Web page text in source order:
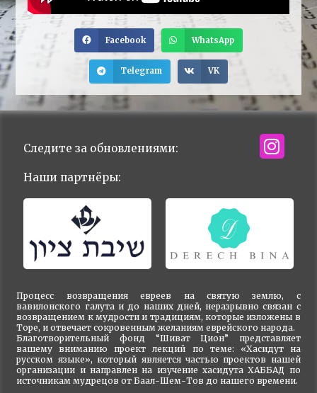
Facebook WhatsApp
Telegram VK
Процесс возвращения евреев на святую землю, с
вавилонского галута и до наших дней, неразрывно связан с
возвращением к мудрости и традициям, которые изложены в
Торе, и отвечает сокровенным желаниям еврейского народа.
Благотворительный фонд “Шиват Цион” представляет
вашему вниманию проект лекций по теме: «Хасидут на
русском языке», который является частью проектов нашей
организации и направлен на изучение хасидута ХАББАД по
источникам мудрецов от Баал-Шем-Тов до нашего времени.
Следите за обновлениями:
Наши партнёры: